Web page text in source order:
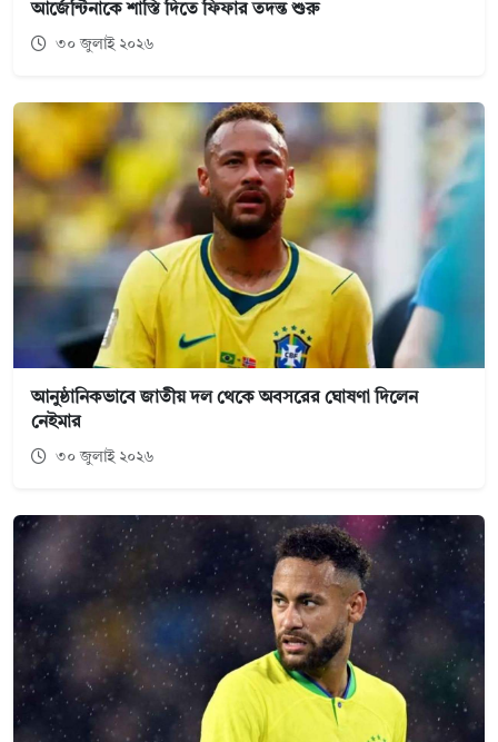
আর্জেন্টিনাকে শাস্তি দিতে ফিফার তদন্ত শুরু
৩০ জুলাই ২০২৬
আনুষ্ঠানিকভাবে জাতীয় দল থেকে অবসরের ঘোষণা দিলেন
নেইমার
৩০ জুলাই ২০২৬